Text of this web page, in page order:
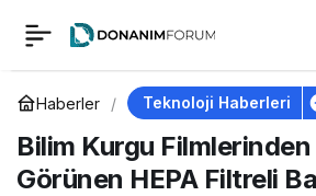
Haberler Teknoloji Haberleri
Bilim Kurgu Filmlerinden
Görünen HEPA Filtreli
Bilim Kurgu
Filmlerinden Fırlamış
Gibi Görünen HEPA